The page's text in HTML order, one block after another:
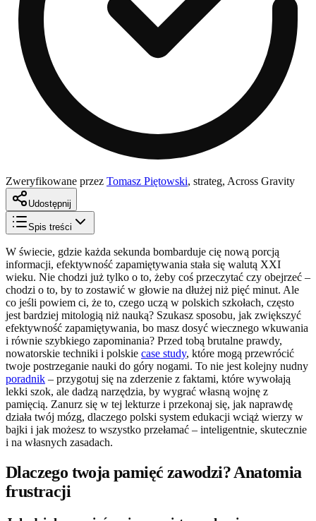
Zweryfikowane przez Tomasz Piętowski, strateg, Across Gravity
Udostępnij
Spis treści
W świecie, gdzie każda sekunda bombarduje cię nową porcją
informacji, efektywność zapamiętywania stała się walutą XXI
wieku. Nie chodzi już tylko o to, żeby coś przeczytać czy obejrzeć –
chodzi o to, by to zostawić w głowie na dłużej niż pięć minut. Ale
co jeśli powiem ci, że to, czego uczą w polskich szkołach, często
jest bardziej mitologią niż nauką? Szukasz sposobu, jak zwiększyć
efektywność zapamiętywania, bo masz dosyć wiecznego wkuwania
i równie szybkiego zapominania? Przed tobą brutalne prawdy,
nowatorskie techniki i polskie case study, które mogą przewrócić
twoje postrzeganie nauki do góry nogami. To nie jest kolejny nudny
poradnik – przygotuj się na zderzenie z faktami, które wywołają
lekki szok, ale dadzą narzędzia, by wygrać własną wojnę z
pamięcią. Zanurz się w tej lekturze i przekonaj się, jak naprawdę
działa twój mózg, dlaczego polski system edukacji wciąż wierzy w
bajki i jak możesz to wszystko przełamać – inteligentnie, skutecznie
i na własnych zasadach.
Dlaczego twoja pamięć zawodzi? Anatomia
frustracji